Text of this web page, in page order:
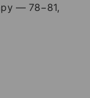
— 78−81,